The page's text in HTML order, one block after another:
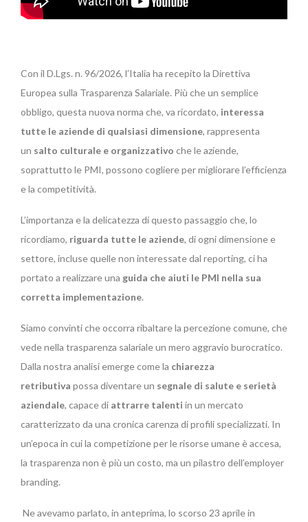
Con il D.Lgs. n. 96/2026, l’Italia ha recepito la Direttiva
Europea sulla Trasparenza Salariale. Più che un semplice
obbligo, questa nuova norma che, va ricordato, interessa
tutte le aziende di qualsiasi dimensione, rappresenta
un salto culturale e organizzativo che le aziende,
soprattutto le PMI, possono cogliere per migliorare l’efficienza
e la competitività.
L’importanza e la delicatezza di questo passaggio che, lo
ricordiamo, riguarda tutte le aziende, di ogni dimensione e
settore, incluse quelle non interessate dal reporting, ci ha
portato a realizzare una guida che aiuti le PMI nella sua
corretta implementazione.
Siamo convinti che occorra ribaltare la percezione comune, che
vede nella trasparenza salariale un mero aggravio burocratico.
Dalla nostra analisi emerge come la chiarezza
retributiva possa diventare un segnale di salute e serietà
aziendale, capace di attrarre talenti in un mercato
caratterizzato da una cronica carenza di profili specializzati. In
un’epoca in cui la competizione per le risorse umane è accesa,
la trasparenza non è più un costo, ma un pilastro dell’employer
branding.
Ne avevamo parlato, in anteprima, lo scorso 23 aprile in